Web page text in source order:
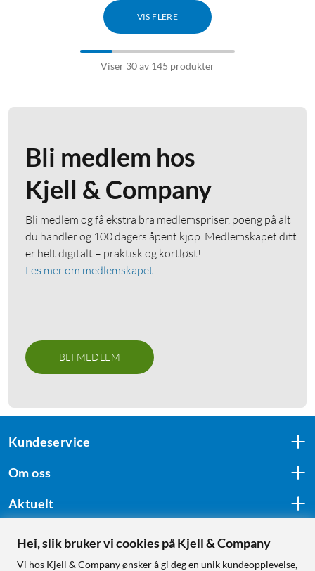
VIS FLERE
Viser 30 av 145 produkter
Bli medlem hos
Kjell & Company
Bli medlem og få ekstra bra medlemspriser, poeng på alt
du handler og 100 dagers åpent kjøp. Medlemskapet ditt
er helt digitalt – praktisk og kortløst!
Les mer om medlemskapet
BLI MEDLEM
Kundeservice
Om oss
Aktuelt
Følg oss
Hei, slik bruker vi cookies på Kjell & Company
Vi hos Kjell & Company ønsker å gi deg en unik kundeopplevelse,